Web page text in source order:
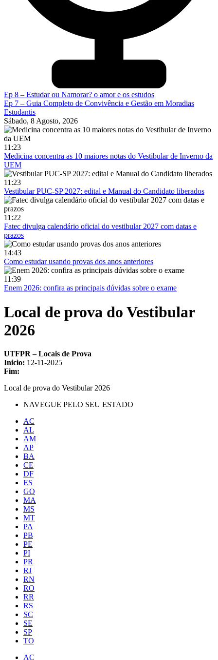
Ep 8 – Estudar ou Namorar? o amor e os estudos
Ep 7 – Guia Completo de Convivência e Gestão em Moradias
Estudantis
Sábado, 8 Agosto, 2026
11:23
Medicina concentra as 10 maiores notas do Vestibular de Inverno da
UEM
11:23
Vestibular PUC-SP 2027: edital e Manual do Candidato liberados
11:22
Fatec divulga calendário oficial do vestibular 2027 com datas e
prazos
14:43
Como estudar usando provas dos anos anteriores
11:39
Enem 2026: confira as principais dúvidas sobre o exame
Local de prova do Vestibular
2026
UTFPR – Locais de Prova
Inicio: 12-11-2025
Fim:
Local de prova do Vestibular 2026
NAVEGUE PELO SEU ESTADO
AC
AL
AM
AP
BA
CE
DF
ES
GO
MA
MS
MT
PA
PB
PE
PI
PR
RJ
RN
RO
RR
RS
SC
SE
SP
TO
AC